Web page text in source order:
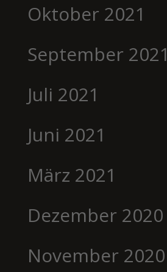
Oktober 2021
September 2021
Juli 2021
Juni 2021
März 2021
Dezember 2020
November 2020